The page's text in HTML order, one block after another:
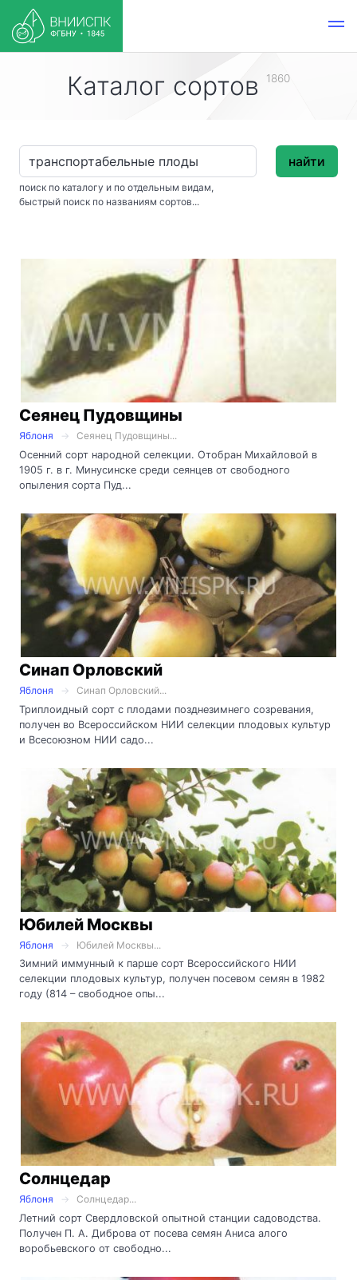
Каталог сортов 1860
поиск по каталогу и по отдельным видам,
быстрый поиск по названиям сортов...
найти
Сеянец Пудовщины
Яблоня
Сеянец Пудовщины...
Осенний сорт народной селекции. Отобран Михайловой в
1905 г. в г. Минусин­ске среди сеянцев от свободного
опыления сорта Пуд...
Синап Орловский
Яблоня
Синап Орловский...
Триплоидный сорт с плодами позднезимнего созревания,
получен во Всероссийском НИИ селекции плодовых культур
и Всесоюзном НИИ садо...
Юбилей Москвы
Яблоня
Юбилей Москвы...
Зимний иммунный к парше сорт Всероссийского НИИ
селекции плодовых культур, получен посевом семян в 1982
году (814 – свободное опы...
Солнцедар
Яблоня
Солнцедар...
Летний сорт Свердловской опытной станции садоводства.
Получен П. А. Диброва от посева семян Аниса алого
воробьевского от свободно...